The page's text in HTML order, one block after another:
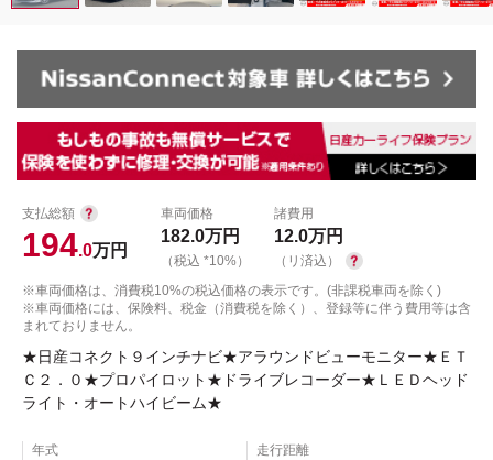
支払総額
194.0万円
車両価格
182.0万円
（税込 *10%）
諸費用
12.0万円
（リ済込）
※車両価格は、消費税10%の税込価格の表示です。(非課税車両を除く)
※車両価格には、保険料、税金（消費税を除く）、登録等に伴う費用等は含
まれておりません。
★日産コネクト９インチナビ★アラウンドビューモニター★ＥＴ
Ｃ２．０★プロパイロット★ドライブレコーダー★ＬＥＤヘッド
ライト・オートハイビーム★
年式 走行距離